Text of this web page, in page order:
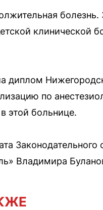
болезнь.
клинической
диплом
по
этой больнице.
Законодательного
Владимира